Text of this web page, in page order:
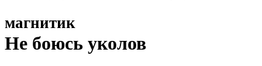
магнитик
Не боюсь уколов